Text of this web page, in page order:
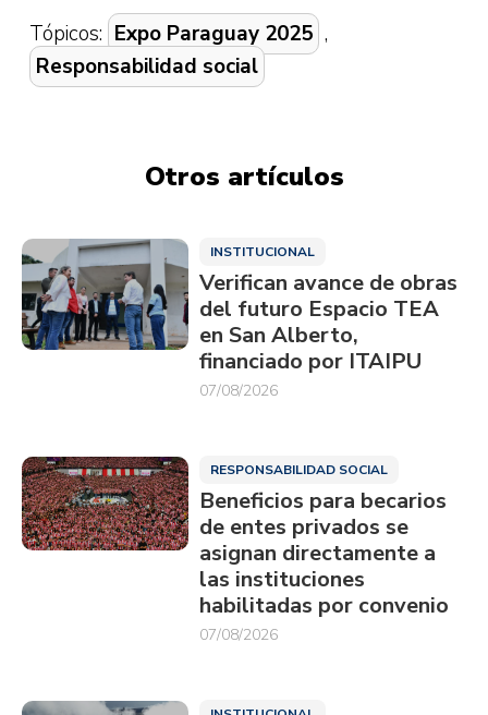
Tópicos: Expo Paraguay 2025 ,
Responsabilidad social
Otros artículos
INSTITUCIONAL
Verifican avance de obras
del futuro Espacio TEA
en San Alberto,
financiado por ITAIPU
07/08/2026
RESPONSABILIDAD SOCIAL
Beneficios para becarios
de entes privados se
asignan directamente a
las instituciones
habilitadas por convenio
07/08/2026